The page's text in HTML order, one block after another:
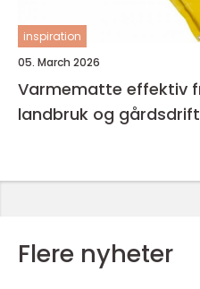
inspiration
05. March 2026
Varmematte effektiv frostbeskyttelse for
landbruk og gårdsdrift
Flere nyheter